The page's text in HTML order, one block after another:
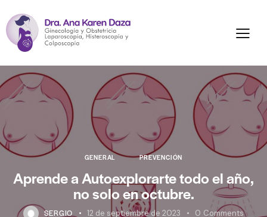
GENERAL PREVENCIÓN
Aprende a Autoexplorarte todo el año,
no solo en octubre.
SERGIO 12 de septiembre de 2023 0 Comments